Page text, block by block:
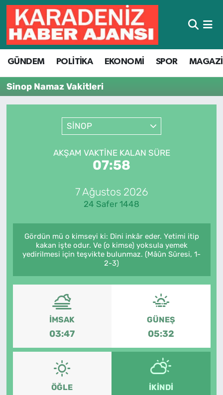
GÜNDEM POLİTİKA EKONOMİ SPOR
Sinop Namaz Vakitleri
SİNOP
AKŞAM VAKTINE KALAN SÜRE
07:58
7 Ağustos 2026
24 Safer 1448
Gördün mü o kimseyi ki: Dini inkâr eder. Yetimi itip
kakan işte odur. Ve (o kimse) yoksula yemek
yedirilmesi için teşvikte bulunmaz. (Mâûn Sûresi, 1-
2-3)
İMSAK
03:47
GÜNEŞ
05:32
ÖĞLE İKINDI
Hava Durumu
Trafik Durumu
Süper Lig Puan Durumu ve Fikstür